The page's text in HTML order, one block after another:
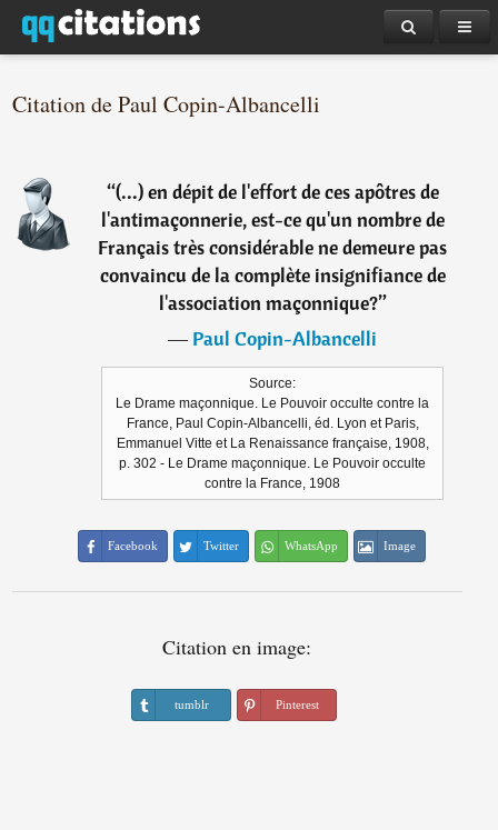
Citation de Paul Copin-Albancelli
“(...) en dépit de l'effort de ces apôtres de
l'antimaçonnerie, est-ce qu'un nombre de
Français très considérable ne demeure pas
convaincu de la complète insignifiance de
l'association maçonnique?”
―Paul Copin-Albancelli
Source:
Le Drame maçonnique. Le Pouvoir occulte contre la
France, Paul Copin-Albancelli, éd. Lyon et Paris,
Emmanuel Vitte et La Renaissance française, 1908,
p. 302 - Le Drame maçonnique. Le Pouvoir occulte
contre la France, 1908
Facebook Twitter WhatsApp Image
Citation en image:
tumblr Pinterest